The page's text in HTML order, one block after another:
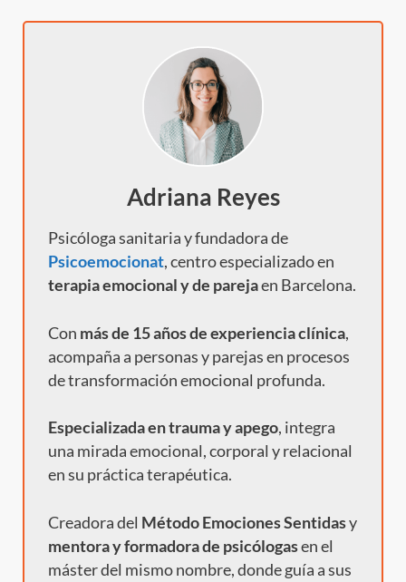
Adriana Reyes
Psicóloga sanitaria y fundadora de
Psicoemocionat, centro especializado en
terapia emocional y de parejaen Barcelona.
Con más de 15 años de experiencia clínica,
acompaña a personas y parejas en procesos
de transformación emocional profunda.
Especializada en trauma y apego, integra
una mirada emocional, corporal y relacional
en su práctica terapéutica.
Creadora del Método Emociones Sentidasy
mentora y formadora de psicólogasen el
máster del mismo nombre, donde guía a sus